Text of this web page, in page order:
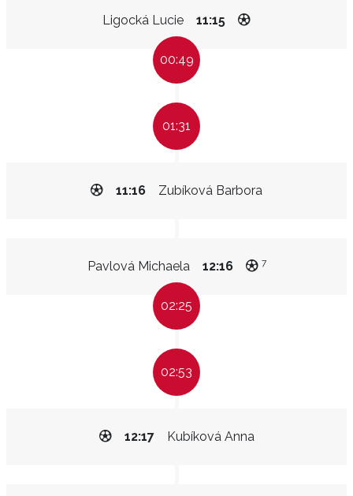
Ligocká Lucie 11:15
00:49
01:31
Zubíková Barbora
11:16
Pavlová Michaela 12:16 7
02:25
02:53
Kubíková Anna
12:17